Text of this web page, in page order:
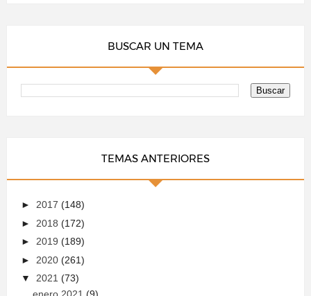
BUSCAR UN TEMA
TEMAS ANTERIORES
► 2017 (148)
► 2018 (172)
► 2019 (189)
► 2020 (261)
▼ 2021 (73)